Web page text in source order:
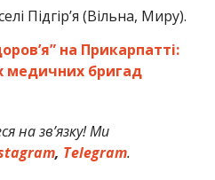
Підгір’я (Вільна, Миру).
на Прикарпатті:
медичних бригад
на зв’язку! Ми
, Telegram.